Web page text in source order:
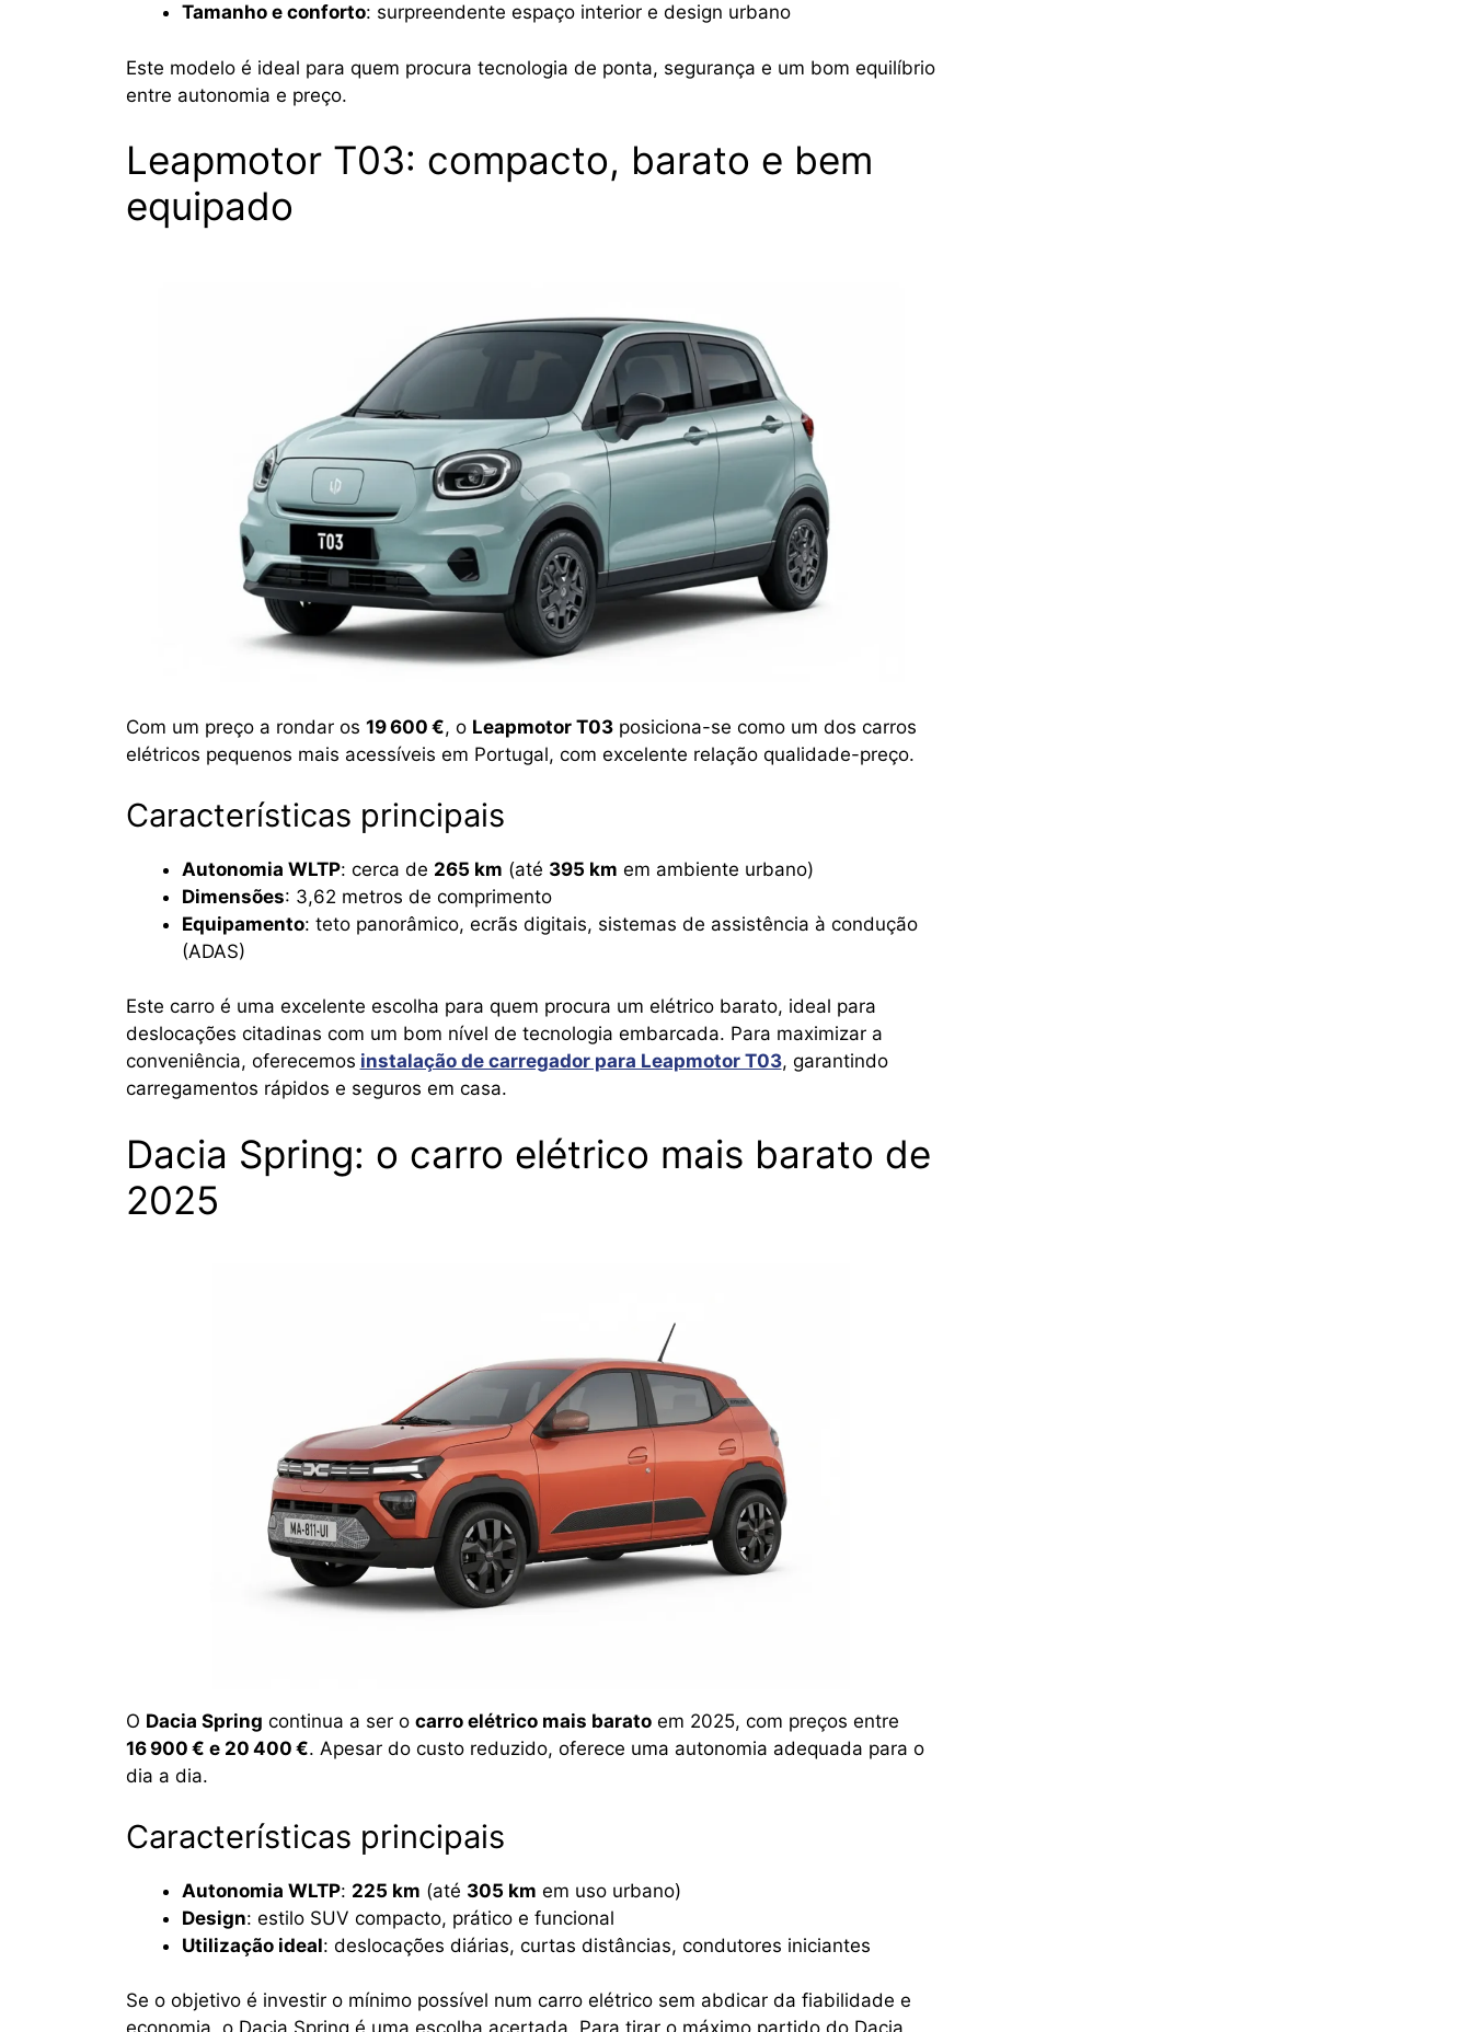
Tamanho e conforto: surpreendente espaço interior e design urbano
Este modelo é ideal para quem procura tecnologia de ponta, segurança e um bom equilíbrio
entre autonomia e preço.
Leapmotor T03: compacto, barato e bem
equipado
Com um preço a rondar os 19 600 €, o Leapmotor T03posiciona-se como um dos carros
elétricos pequenos mais acessíveis em Portugal, com excelente relação qualidade-preço.
Características principais
Autonomia WLTP: cerca de 265 km (até 395 km em ambiente urbano)
Dimensões: 3,62 metros de comprimento
Equipamento: teto panorâmico, ecrãs digitais, sistemas de assistência à condução
(ADAS)
Este carro é uma excelente escolha para quem procura um elétrico barato, ideal para
deslocações citadinas com um bom nível de tecnologia embarcada. Para maximizar a
conveniência, oferecemos instalação de carregador para Leapmotor T03, garantindo
carregamentos rápidos e seguros em casa.
Dacia Spring: o carro elétrico mais barato de
2025
O Dacia Spring continua a ser o carro elétrico mais baratoem 2025, com preços entre
16 900 € e 20 400 €. Apesar do custo reduzido, oferece uma autonomia adequada para o
dia a dia.
Características principais
Autonomia WLTP: 225 km (até 305 km em uso urbano)
Design: estilo SUV compacto, prático e funcional
Utilização ideal: deslocações diárias, curtas distâncias, condutores iniciantes
Se o objetivo é investir o mínimo possível num carro elétrico sem abdicar da fiabilidade e